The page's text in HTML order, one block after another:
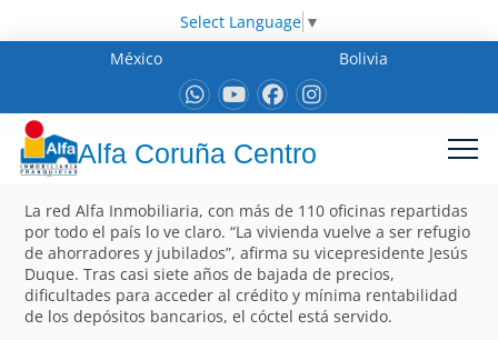
Select Language ▼
México
Bolivia
Alfa Coruña Centro
La red Alfa Inmobiliaria, con más de 110 oficinas repartidas
por todo el país lo ve claro. “La vivienda vuelve a ser refugio
de ahorradores y jubilados”, afirma su vicepresidente Jesús
Duque. Tras casi siete años de bajada de precios,
dificultades para acceder al crédito y mínima rentabilidad
de los depósitos bancarios, el cóctel está servido.